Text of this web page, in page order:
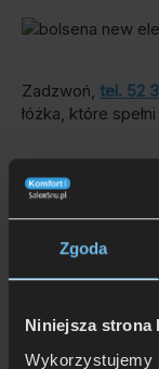
Zgoda
Niniejsza strona
Wykorzystujemy
Zadzwoń, tel. 52
łóżka, które
Łóżka
w wybranym
wybarwieniu
za towar